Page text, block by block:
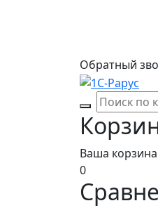
Обратный
Ваша корзина
0